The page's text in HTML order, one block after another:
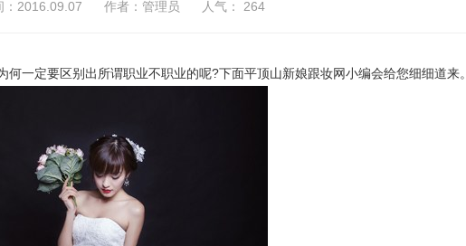
：2016.09.07 作者：管理员 人气： 264
定要区别出所谓职业不职业的呢?下面平顶山新娘跟妆网小编会给您细细道来。